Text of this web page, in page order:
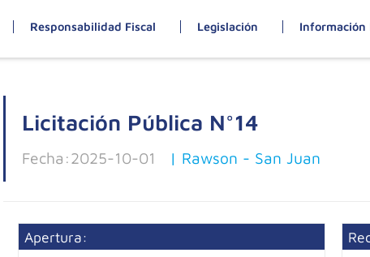
Responsabilidad Fiscal Legislación Información
Licitación Pública N°14
Fecha:2025-10-01 | Rawson - San Juan
Apertura: